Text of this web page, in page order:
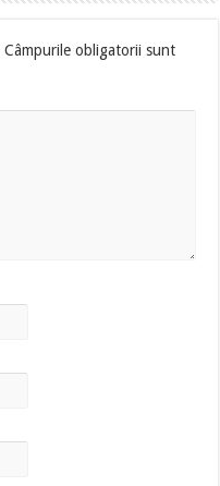
Câmpurile obligatorii sunt